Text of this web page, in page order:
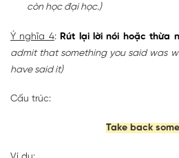
còn học đại học.)
Ý nghĩa 4: Rút lại lời nói hoặc thừa
admit that something you said was
have said it)
Cấu trúc:
Take back